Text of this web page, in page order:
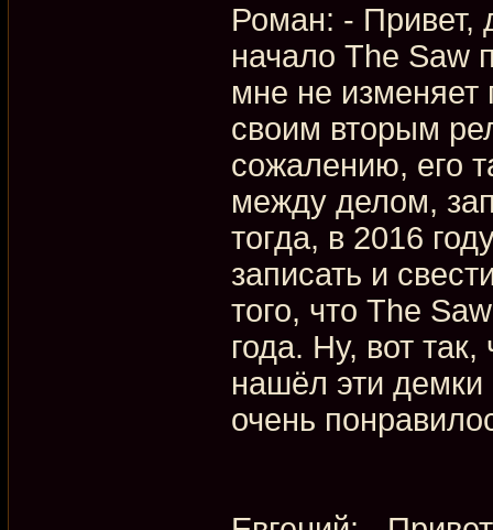
Роман: - Привет,
начало The Saw
мне не изменяет
своим вторым
сожалению, его
между делом,
тогда, в 2016
записать и
того, что The
года. Ну, вот
нашёл эти
очень